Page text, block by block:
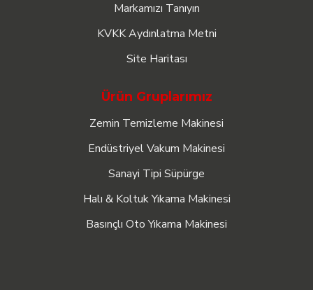
Markamızı Tanıyın
KVKK Aydınlatma Metni
Site Haritası
Ürün Gruplarımız
Zemin Temizleme Makinesi
Endüstriyel Vakum Makinesi
Sanayi Tipi Süpürge
Halı & Koltuk Yıkama Makinesi
Basınçlı Oto Yıkama Makinesi